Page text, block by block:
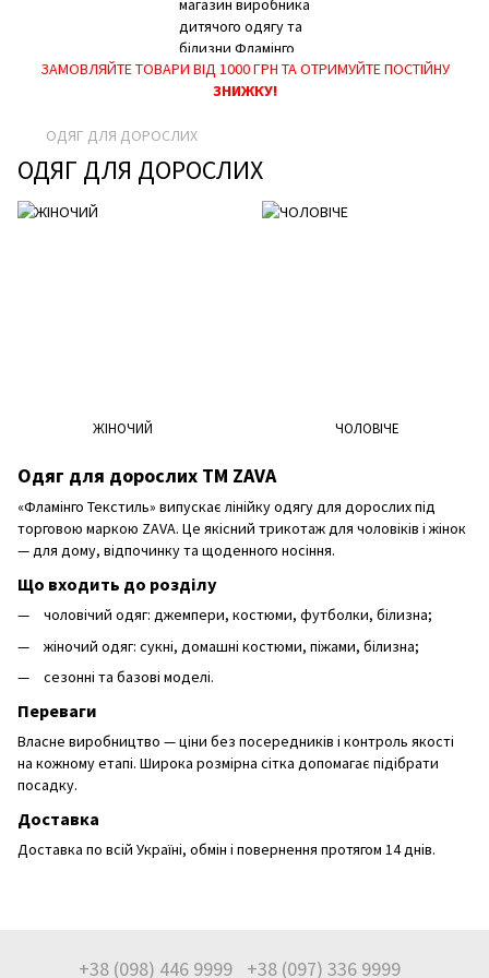
ЗАМОВЛЯЙТЕ ТОВАРИ ВІД 1000 ГРН ТА ОТРИМУЙТЕ ПОСТІЙНУ
ЗНИЖКУ!
ДІЄ ОПЛАТА ПАКУНОК МАЛЮКА, ПАКУНОК ШКОЛЯРА, ВИПЛАТИ НА
ДИТИНУ ДО РОКУ!
ОДЯГ ДЛЯ ДОРОСЛИХ
ОДЯГ ДЛЯ ДОРОСЛИХ
Одяг для дорослих ТМ ZAVA
«Фламінго Текстиль» випускає лінійку одягу для дорослих під
торговою маркою ZAVA. Це якісний трикотаж для чоловіків і жінок
— для дому, відпочинку та щоденного носіння.
Що входить до розділу
чоловічий одяг: джемпери, костюми, футболки, білизна;
жіночий одяг: сукні, домашні костюми, піжами, білизна;
сезонні та базові моделі.
Переваги
Власне виробництво — ціни без посередників і контроль якості
на кожному етапі. Широка розмірна сітка допомагає підібрати
посадку.
Доставка
Доставка по всій Україні, обмін і повернення протягом 14 днів.
ЖІНОЧИЙ ЧОЛОВІЧЕ
+38 (098) 446 9999 +38 (097) 336 9999